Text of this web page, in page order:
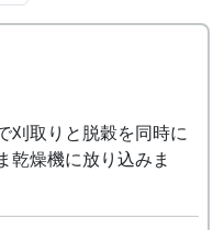
、全国に棚田オー
村を、喰ってや
神はそんな村じゃ
メシアとポン四郎
アンジェラ
刈取りと脱穀を同時に
乾燥機に放り込みま